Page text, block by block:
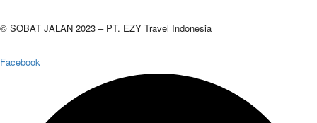
© SOBAT JALAN 2023 – PT. EZY Travel Indonesia
Facebook